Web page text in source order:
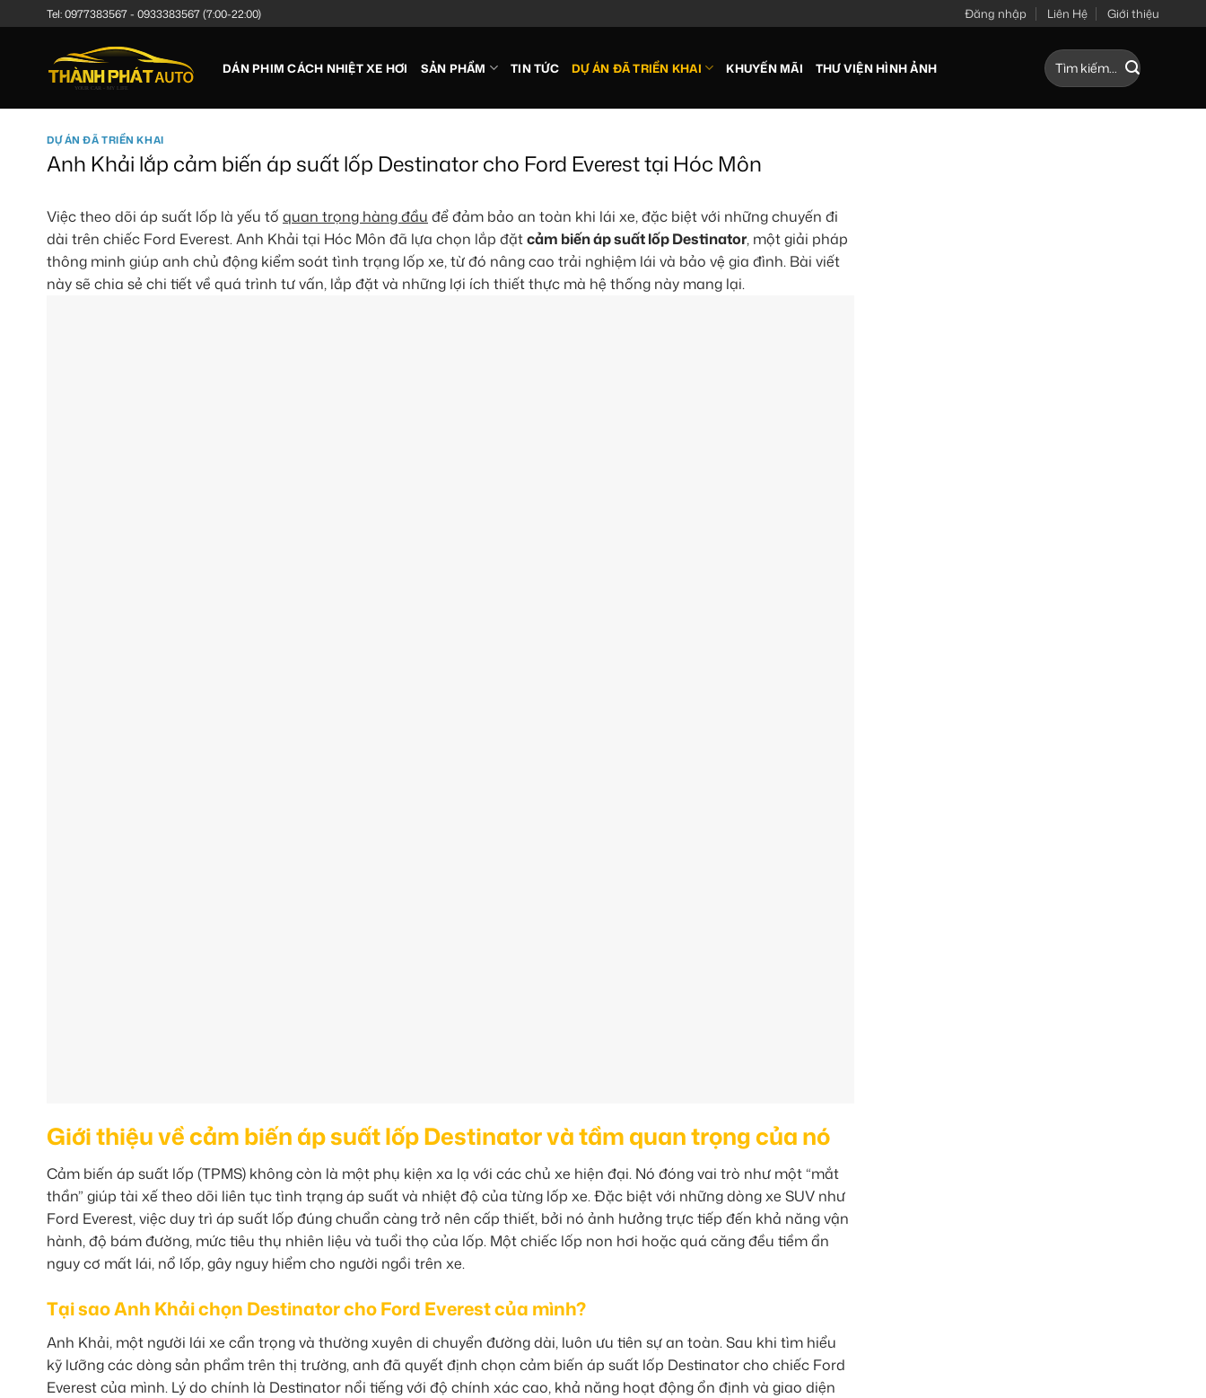
qua
Tel:0977383567- 0933383567(7:00-22:00) Đăng nhập Liên Hệ Giới thiệu
DÁN PHIM CÁCH NHIỆT XE HƠI SẢN PHẨM TIN TỨC DỰ ÁN ĐÃ TRIỂN KHAI KHUYẾN MÃI THƯ VIỆN HÌNH ẢNH
Tìm
kiếm:
DỰ ÁN ĐÃ TRIỂN KHAI
Anh Khải lắp cảm biến áp suất lốp Destinator cho Ford Everest tại Hóc Môn
Việc theo dõi áp suất lốp là yếu tố quan trọng hàng đầu để đảm bảo an toàn khi lái xe, đặc biệt với những chuyến đi
dài trên chiếc Ford Everest. Anh Khải tại Hóc Môn đã lựa chọn lắp đặtcảm biến áp suất lốp Destinator, một giải pháp
thông minh giúp anh chủ động kiểm soát tình trạng lốp xe, từ đó nâng cao trải nghiệm lái và bảo vệ gia đình. Bài viết
này sẽ chia sẻ chi tiết về quá trình tư vấn, lắp đặt và những lợi ích thiết thực mà hệ thống này mang lại.
Giới thiệu về cảm biến áp suất lốp Destinator và tầm quan trọng của nó
Cảm biến áp suất lốp (TPMS) không còn là một phụ kiện xa lạ với các chủ xe hiện đại. Nó đóng vai trò như một “mắt
thần” giúp tài xế theo dõi liên tục tình trạng áp suất và nhiệt độ của từng lốp xe. Đặc biệt với những dòng xe SUV như
Ford Everest, việc duy trì áp suất lốp đúng chuẩn càng trở nên cấp thiết, bởi nó ảnh hưởng trực tiếp đến khả năng vận
hành, độ bám đường, mức tiêu thụ nhiên liệu và tuổi thọ của lốp. Một chiếc lốp non hơi hoặc quá căng đều tiềm ẩn
nguy cơ mất lái, nổ lốp, gây nguy hiểm cho người ngồi trên xe.
Tại sao Anh Khải chọn Destinator cho Ford Everest của mình?
Anh Khải, một người lái xe cẩn trọng và thường xuyên di chuyển đường dài, luôn ưu tiên sự an toàn. Sau khi tìm hiểu
kỹ lưỡng các dòng sản phẩm trên thị trường, anh đã quyết định chọn cảm biến áp suất lốp Destinator cho chiếc Ford
Everest của mình. Lý do chính là Destinator nổi tiếng với độ chính xác cao, khả năng hoạt động ổn định và giao diện